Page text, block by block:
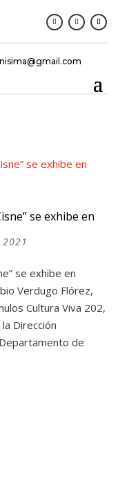
se exhibe en
se exhibe en
Verdugo Flórez,
Cultura Viva 202,
Dirección
de